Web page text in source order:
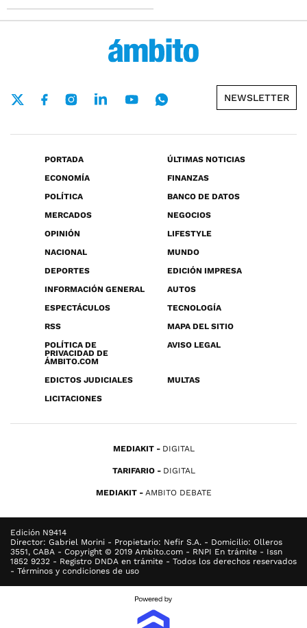
NEWSLETTER
PORTADA
ÚLTIMAS NOTICIAS
ECONOMÍA
FINANZAS
POLÍTICA
BANCO DE DATOS
MERCADOS
NEGOCIOS
OPINIÓN
LIFESTYLE
NACIONAL
MUNDO
DEPORTES
EDICIÓN IMPRESA
INFORMACIÓN GENERAL
AUTOS
ESPECTÁCULOS
TECNOLOGÍA
RSS
MAPA DEL SITIO
POLÍTICA DE
PRIVACIDAD DE
ÁMBITO.COM
AVISO LEGAL
EDICTOS JUDICIALES
MULTAS
LICITACIONES
MEDIAKIT DIGITAL
TARIFARIO DIGITAL
MEDIAKIT AMBITO DEBATE
Edición N9414
Director: Gabriel Morini - Propietario: Nefir S.A. - Domicilio: Olleros
3551, CABA - Copyright © 2019 Ambito.com - RNPI En trámite - Issn
1852 9232 - Registro DNDA en trámite - Todos los derechos reservados
- Términos y condiciones de uso